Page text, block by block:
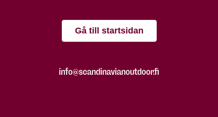
Gå till startsidan
info@scandinavianoutdoor.fi